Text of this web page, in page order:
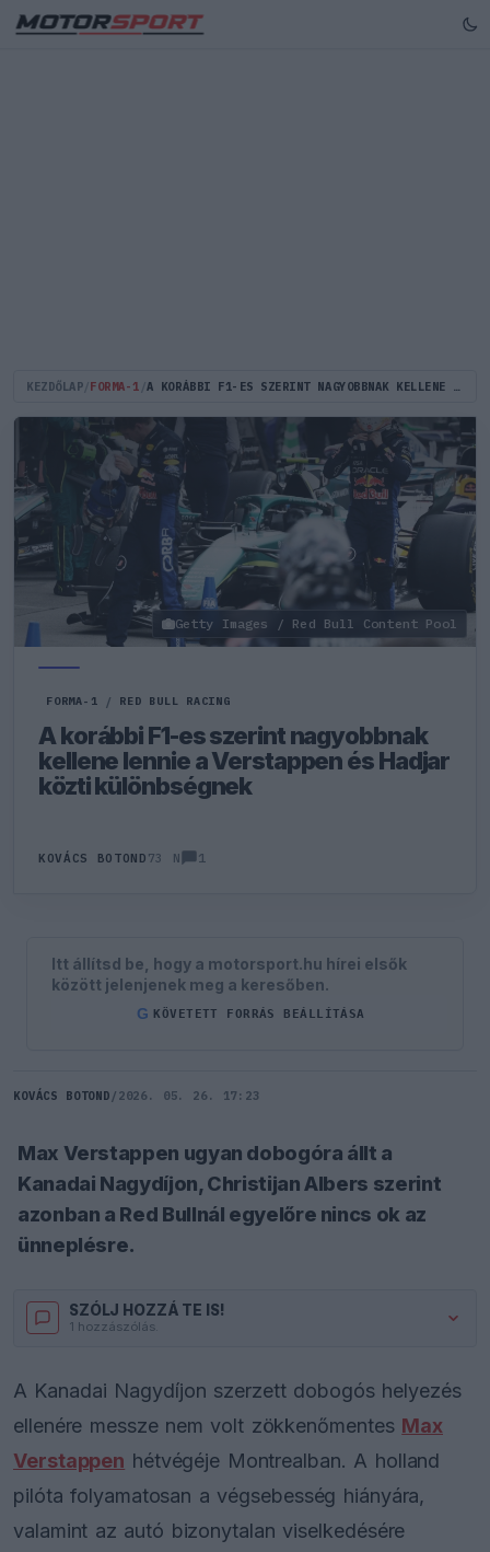
KEZDŐLAP FORMA-1 A KORÁBBI F1-ES SZERINT NAGYOBBNAK KELLENE LENNIE A VERSTAPPEN ÉS HADJAR KÖZTI KÜLÖNBSÉGNEK
Getty Images / Red Bull Content Pool
FORMA-1 / RED BULL RACING
A korábbi F1-es szerint nagyobbnak
kellene lennie a Verstappen és Hadjar
közti különbségnek
KOVÁCS BOTOND 73 N 1
Itt állítsd be, hogy a motorsport.hu hírei elsők
között jelenjenek meg a keresőben.
G KÖVETETT FORRÁS BEÁLLÍTÁSA
KOVÁCS BOTOND / 2026. 05. 26. 17:23
Max Verstappen ugyan dobogóra állt a
Kanadai Nagydíjon, Christijan Albers szerint
azonban a Red Bullnál egyelőre nincs ok az
ünneplésre.
SZÓLJ HOZZÁ TE IS!
1 hozzászólás.
A Kanadai Nagydíjon szerzett dobogós helyezés
ellenére messze nem volt zökkenőmentes Max
Verstappen hétvégéje Montrealban. A holland
pilóta folyamatosan a végsebesség hiányára,
valamint az autó bizonytalan viselkedésére